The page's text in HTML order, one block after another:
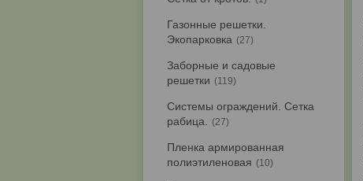
Газонные решетки.
Экопарковка
27
Заборные и садовые
решетки
119
Системы ограждений. Сетка
рабица.
27
Пленка армированная
полиэтиленовая
10